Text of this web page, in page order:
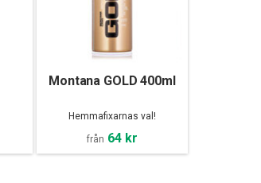
Montana GOLD 400ml
Hemmafixarnas val!
från 64 kr